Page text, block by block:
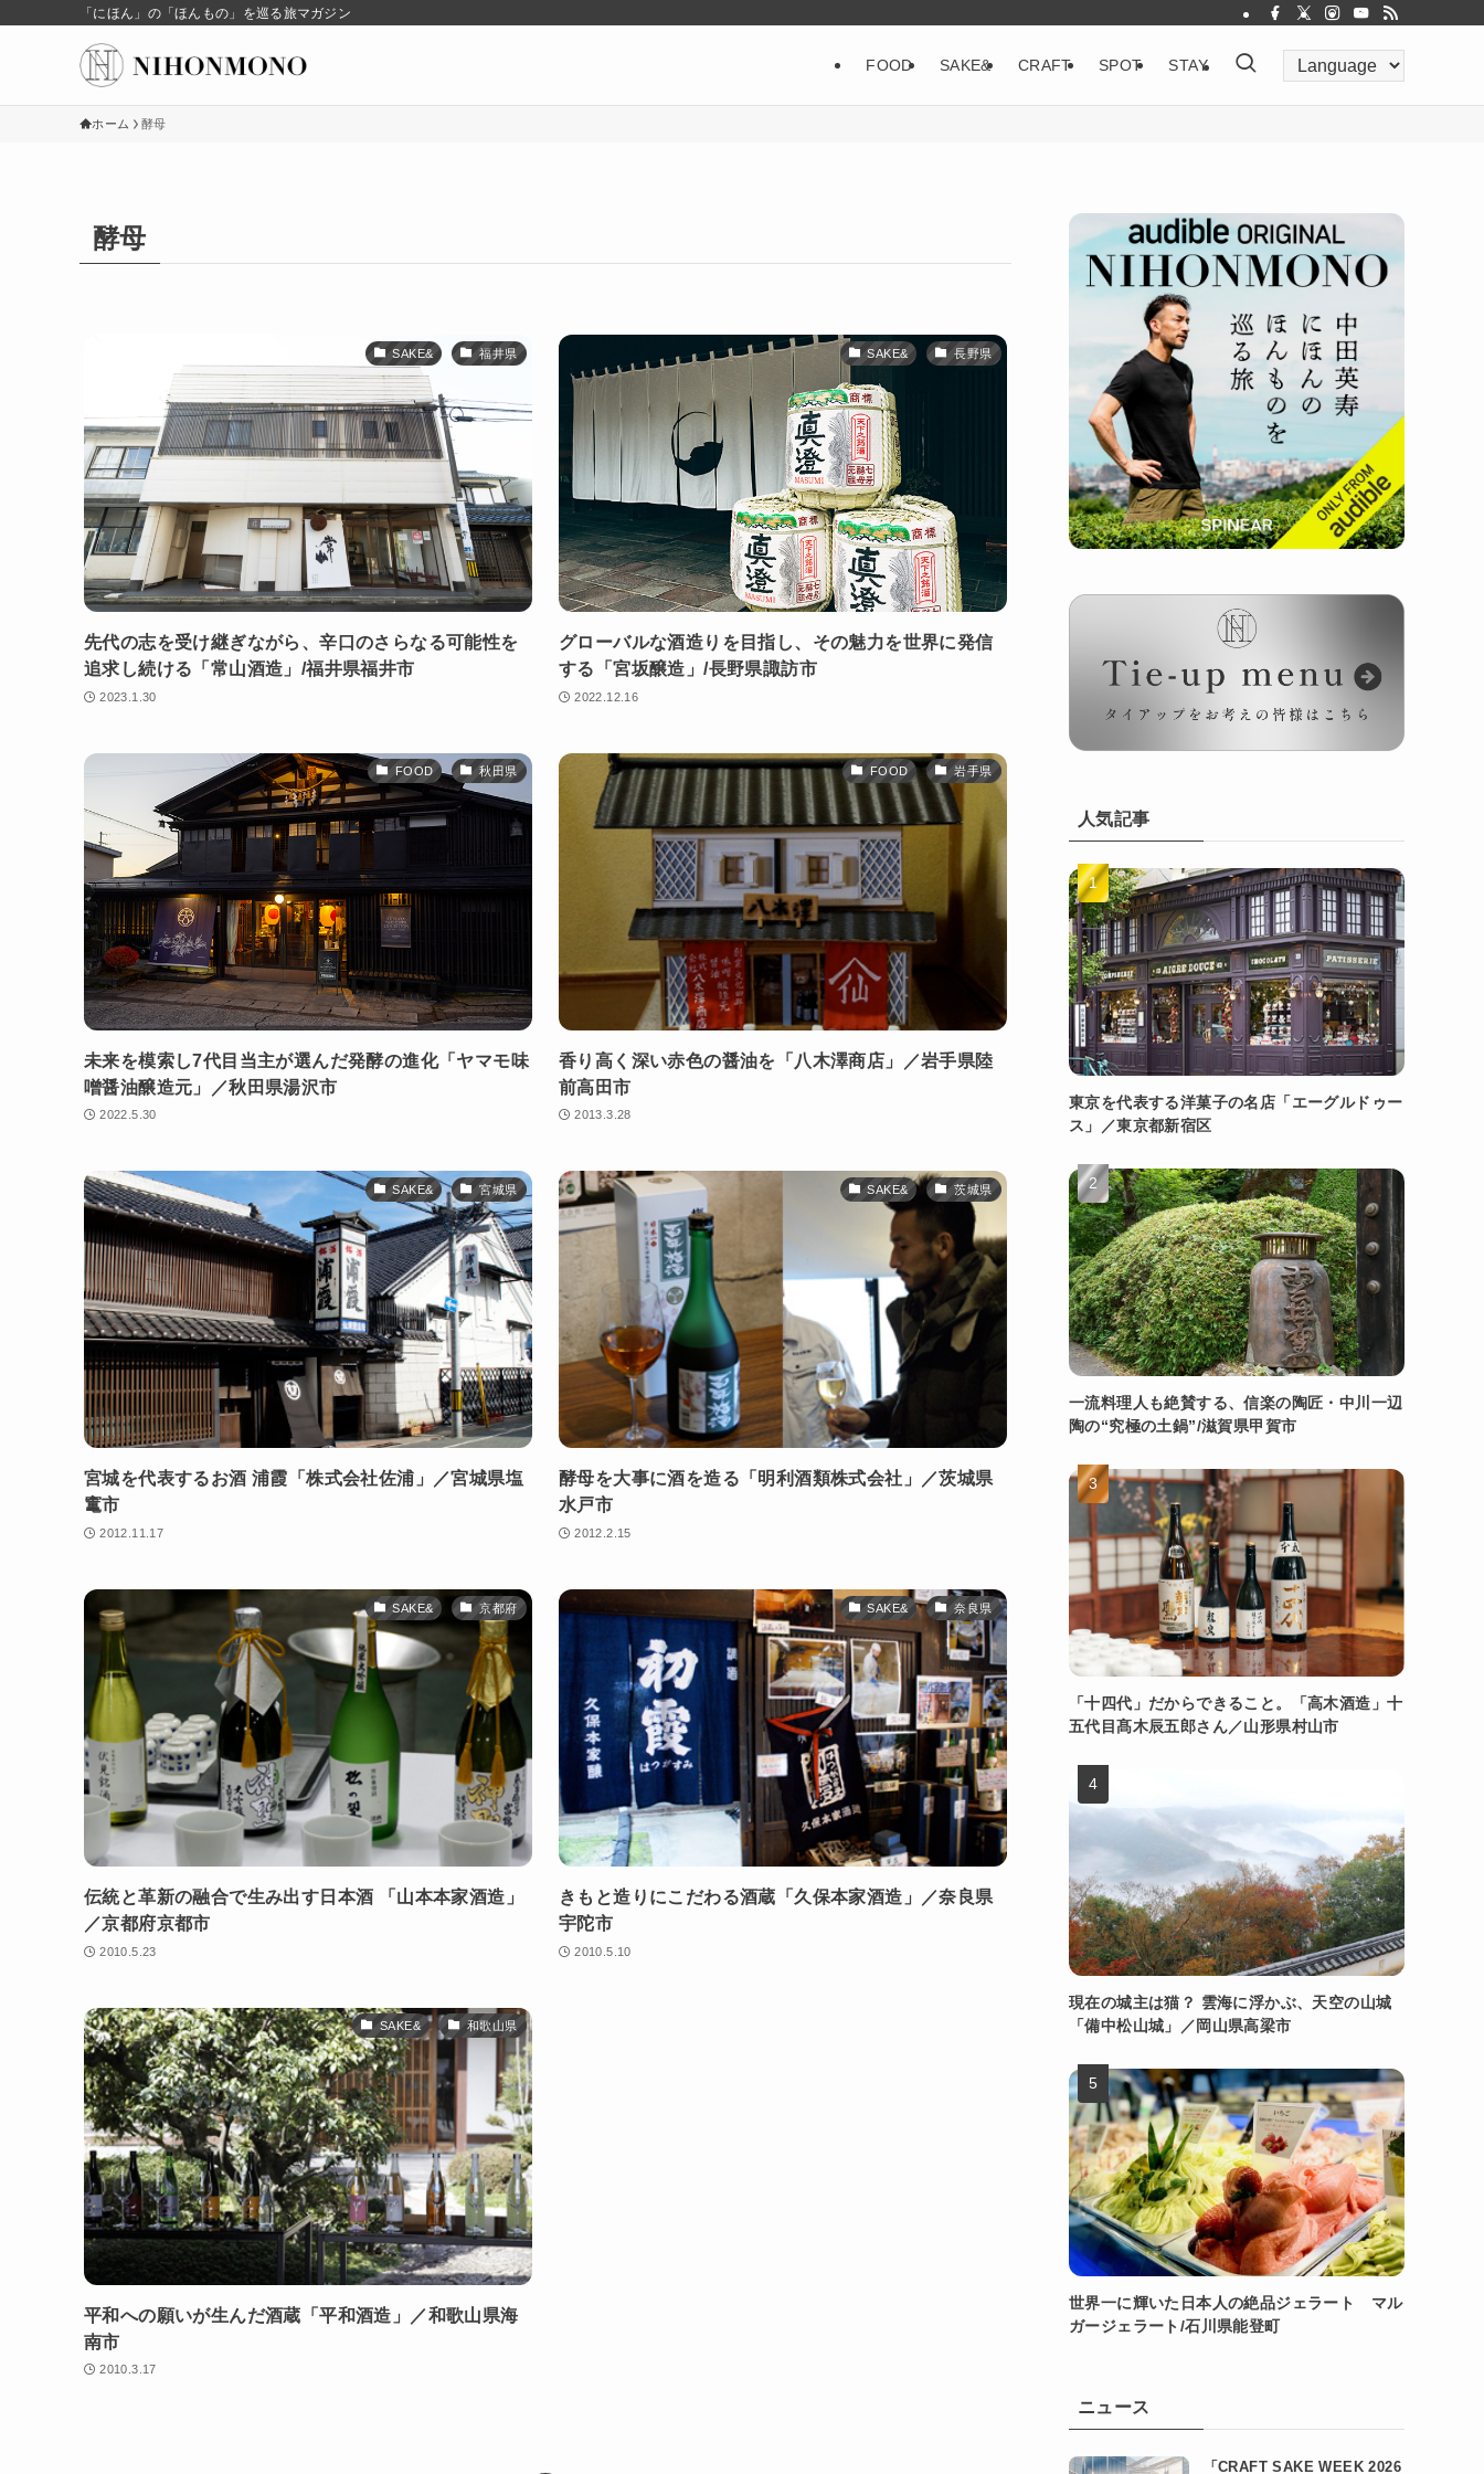
「にほん」の「ほんもの」を巡る旅マガジン
FOOD SAKE& CRAFT SPOT STAY
ホーム 酵母
酵母
SAKE& 福井県
先代の志を受け継ぎながら、辛口のさらなる可能性を
追求し続ける「常山酒造」/福井県福井市
2023.1.30
SAKE& 長野県
グローバルな酒造りを目指し、その魅力を世界に発信
する「宮坂醸造」/長野県諏訪市
2022.12.16
FOOD 秋田県
未来を模索し7代目当主が選んだ発酵の進化「ヤマモ味
噌醤油醸造元」／秋田県湯沢市
2022.5.30
FOOD 岩手県
香り高く深い赤色の醤油を「八木澤商店」／岩手県陸
前高田市
2013.3.28
SAKE& 宮城県
宮城を代表するお酒 浦霞「株式会社佐浦」／宮城県塩
竃市
2012.11.17
SAKE& 茨城県
酵母を大事に酒を造る「明利酒類株式会社」／茨城県
水戸市
2012.2.15
SAKE& 京都府
伝統と革新の融合で生み出す日本酒 「山本本家酒造」
／京都府京都市
2010.5.23
SAKE& 奈良県
きもと造りにこだわる酒蔵「久保本家酒造」／奈良県
宇陀市
2010.5.10
SAKE& 和歌山県
平和への願いが生んだ酒蔵「平和酒造」／和歌山県海
南市
2010.3.17
人気記事
東京を代表する洋菓子の名店「エーグルドゥー
ス」／東京都新宿区
一流料理人も絶賛する、信楽の陶匠・中川一辺
陶の“究極の土鍋”/滋賀県甲賀市
「十四代」だからできること。「高木酒造」十
五代目髙木辰五郎さん／山形県村山市
現在の城主は猫？ 雲海に浮かぶ、天空の山城
「備中松山城」／岡山県高梁市
世界一に輝いた日本人の絶品ジェラート マル
ガージェラート/石川県能登町
ニュース
「CRAFT SAKE WEEK 2026